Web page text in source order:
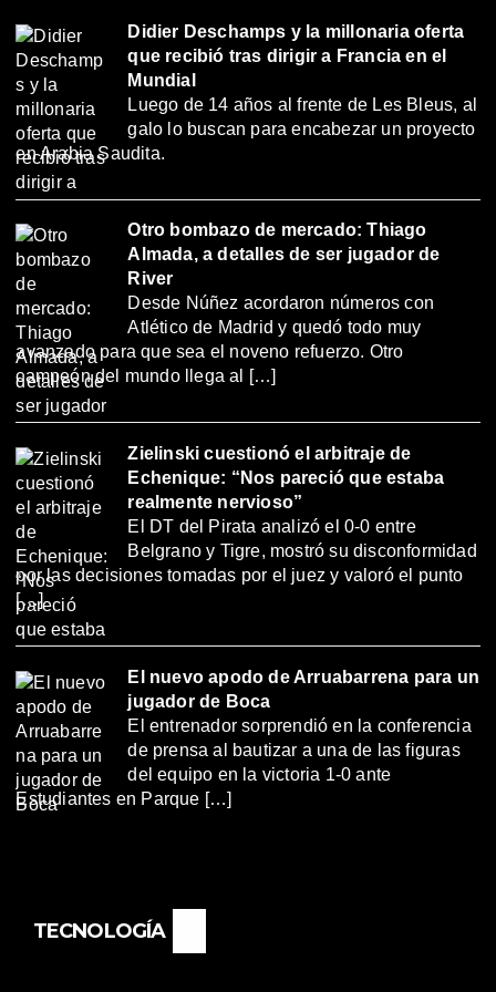
Didier Deschamps y la millonaria oferta
que recibió tras dirigir a Francia en el
Mundial
Luego de 14 años al frente de Les Bleus, al
galo lo buscan para encabezar un proyecto
en Arabia Saudita.
Otro bombazo de mercado: Thiago
Almada, a detalles de ser jugador de
River
Desde Núñez acordaron números con
Atlético de Madrid y quedó todo muy
avanzado para que sea el noveno refuerzo. Otro
campeón del mundo llega al […]
Zielinski cuestionó el arbitraje de
Echenique: “Nos pareció que estaba
realmente nervioso”
El DT del Pirata analizó el 0-0 entre
Belgrano y Tigre, mostró su disconformidad
por las decisiones tomadas por el juez y valoró el punto
[…]
El nuevo apodo de Arruabarrena para un
jugador de Boca
El entrenador sorprendió en la conferencia
de prensa al bautizar a una de las figuras
del equipo en la victoria 1-0 ante
Estudiantes en Parque […]
TECNOLOGÍA